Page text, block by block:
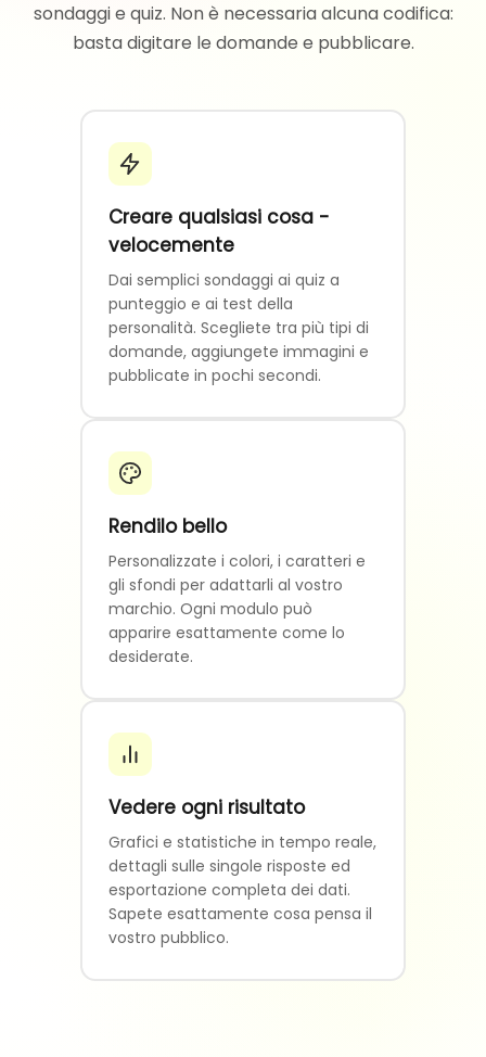
sondaggi e quiz. Non è necessaria alcuna codifica:
basta digitare le domande e pubblicare.
Creare qualsiasi cosa -
velocemente
Dai semplici sondaggi ai quiz a
punteggio e ai test della
personalità. Scegliete tra più tipi di
domande, aggiungete immagini e
pubblicate in pochi secondi.
Rendilo bello
Personalizzate i colori, i caratteri e
gli sfondi per adattarli al vostro
marchio. Ogni modulo può
apparire esattamente come lo
desiderate.
Vedere ogni risultato
Grafici e statistiche in tempo reale,
dettagli sulle singole risposte ed
esportazione completa dei dati.
Sapete esattamente cosa pensa il
vostro pubblico.